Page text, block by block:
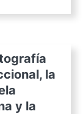
la
y la